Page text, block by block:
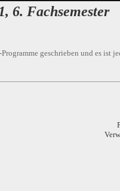
6. Fachsemester
geschrieben und es ist